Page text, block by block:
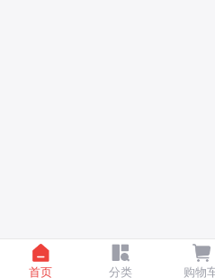
首页 分类 购物